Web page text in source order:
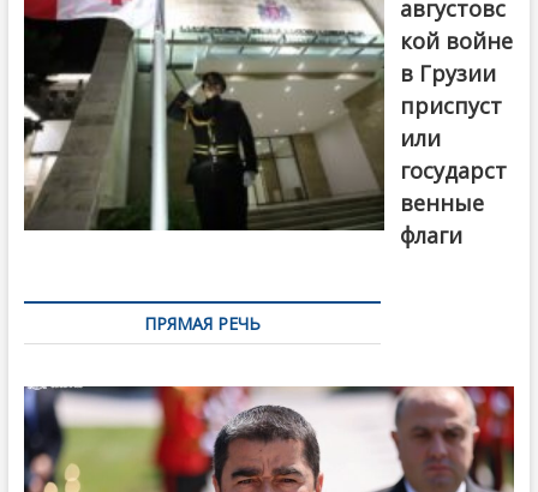
августовс
кой войне
в Грузии
приспуст
или
государст
венные
флаги
ПРЯМАЯ РЕЧЬ